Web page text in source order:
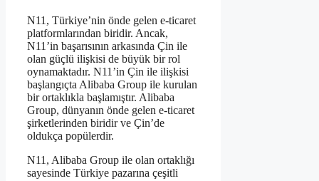
N11, Türkiye’nin önde gelen e-ticaret
platformlarından biridir. Ancak,
N11’in başarısının arkasında Çin ile
olan güçlü ilişkisi de büyük bir rol
oynamaktadır. N11’in Çin ile ilişkisi
başlangıçta Alibaba Group ile kurulan
bir ortaklıkla başlamıştır. Alibaba
Group, dünyanın önde gelen e-ticaret
şirketlerinden biridir ve Çin’de
oldukça popülerdir.
N11, Alibaba Group ile olan ortaklığı
sayesinde Türkiye pazarına çeşitli